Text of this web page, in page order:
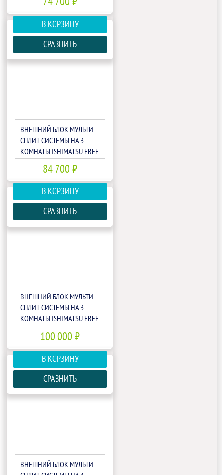
В КОРЗИНУ
СРАВНИТЬ
ВНЕШНИЙ БЛОК МУЛЬТИ
СПЛИТ-СИСТЕМЫ НА 3
КОМНАТЫ ISHIMATSU FREE
MATCH AMSN-21/3
84 700 ₽
В КОРЗИНУ
СРАВНИТЬ
ВНЕШНИЙ БЛОК МУЛЬТИ
СПЛИТ-СИСТЕМЫ НА 3
КОМНАТЫ ISHIMATSU FREE
100 000 ₽
В КОРЗИНУ
СРАВНИТЬ
ВНЕШНИЙ БЛОК МУЛЬТИ